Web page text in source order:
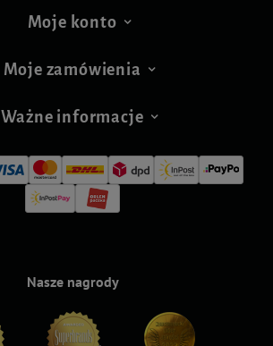
Moje konto
Moje zamówienia
Ważne informacje
Nasze nagrody